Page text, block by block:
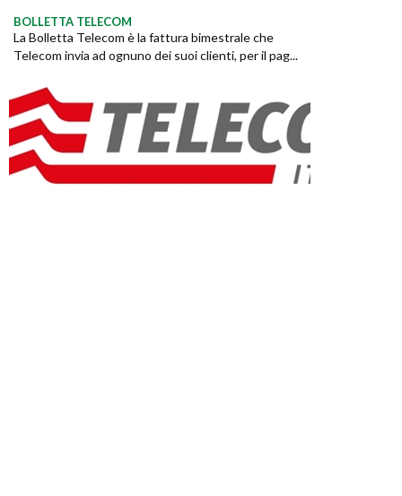
BOLLETTA TELECOM
La Bolletta Telecom è la fattura bimestrale che
Telecom invia ad ognuno dei suoi clienti, per il pag...